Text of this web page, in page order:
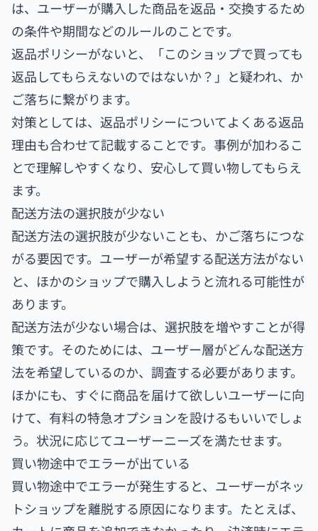
は、ユーザーが購入した商品を返品・交換するため
の条件や期間などのルールのことです。
返品ポリシーがないと、「このショップで買っても
返品してもらえないのではないか？」と疑われ、か
ご落ちに繋がります。
対策としては、返品ポリシーについてよくある返品
理由も合わせて記載することです。事例が加わるこ
とで理解しやすくなり、安心して買い物してもらえ
ます。
配送方法の選択肢が少ない
配送方法の選択肢が少ないことも、かご落ちにつな
がる要因です。ユーザーが希望する配送方法がない
と、ほかのショップで購入しようと流れる可能性が
あります。
配送方法が少ない場合は、選択肢を増やすことが得
策です。そのためには、ユーザー層がどんな配送方
法を希望しているのか、調査する必要があります。
ほかにも、すぐに商品を届けて欲しいユーザーに向
けて、有料の特急オプションを設けるもいいでしょ
う。状況に応じてユーザーニーズを満たせます。
買い物途中でエラーが出ている
買い物途中でエラーが発生すると、ユーザーがネッ
トショップを離脱する原因になります。たとえば、